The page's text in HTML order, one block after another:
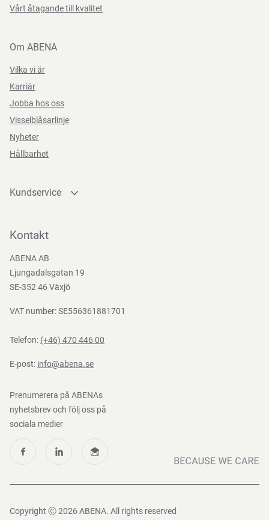
Vårt åtagande till kvalitet
Om ABENA
Vilka vi är
Karriär
Jobba hos oss
Visselblåsarlinje
Nyheter
Hållbarhet
Kundservice
Bli kund
Nedladdningar
Kontakt
ABENA AB
Ljungadalsgatan 19
SE-352 46 Växjö
VAT number: SE556361881701
Telefon: (+46) 470 446 00
E-post: info@abena.se
Prenumerera på ABENAs
nyhetsbrev och följ oss på
sociala medier
Copyright Ⓒ 2026 ABENA. All rights reserved